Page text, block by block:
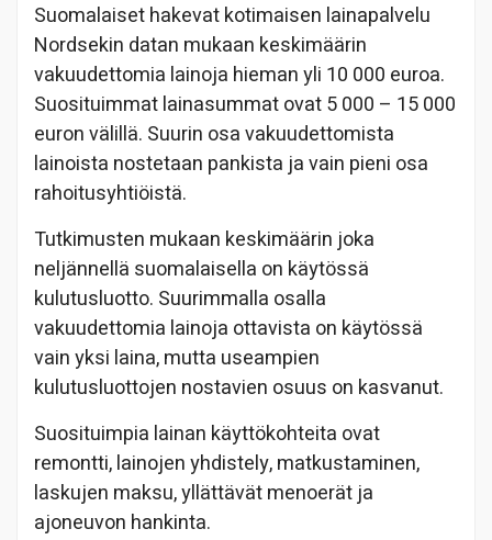
Suomalaiset hakevat kotimaisen lainapalvelu
Nordsekin datan mukaan keskimäärin
vakuudettomia lainoja hieman yli 10 000 euroa.
Suosituimmat lainasummat ovat 5 000 – 15 000
euron välillä. Suurin osa vakuudettomista
lainoista nostetaan pankista ja vain pieni osa
rahoitusyhtiöistä.
Tutkimusten mukaan keskimäärin joka
neljännellä suomalaisella on käytössä
kulutusluotto. Suurimmalla osalla
vakuudettomia lainoja ottavista on käytössä
vain yksi laina, mutta useampien
kulutusluottojen nostavien osuus on kasvanut.
Suosituimpia lainan käyttökohteita ovat
remontti, lainojen yhdistely, matkustaminen,
laskujen maksu, yllättävät menoerät ja
ajoneuvon hankinta.